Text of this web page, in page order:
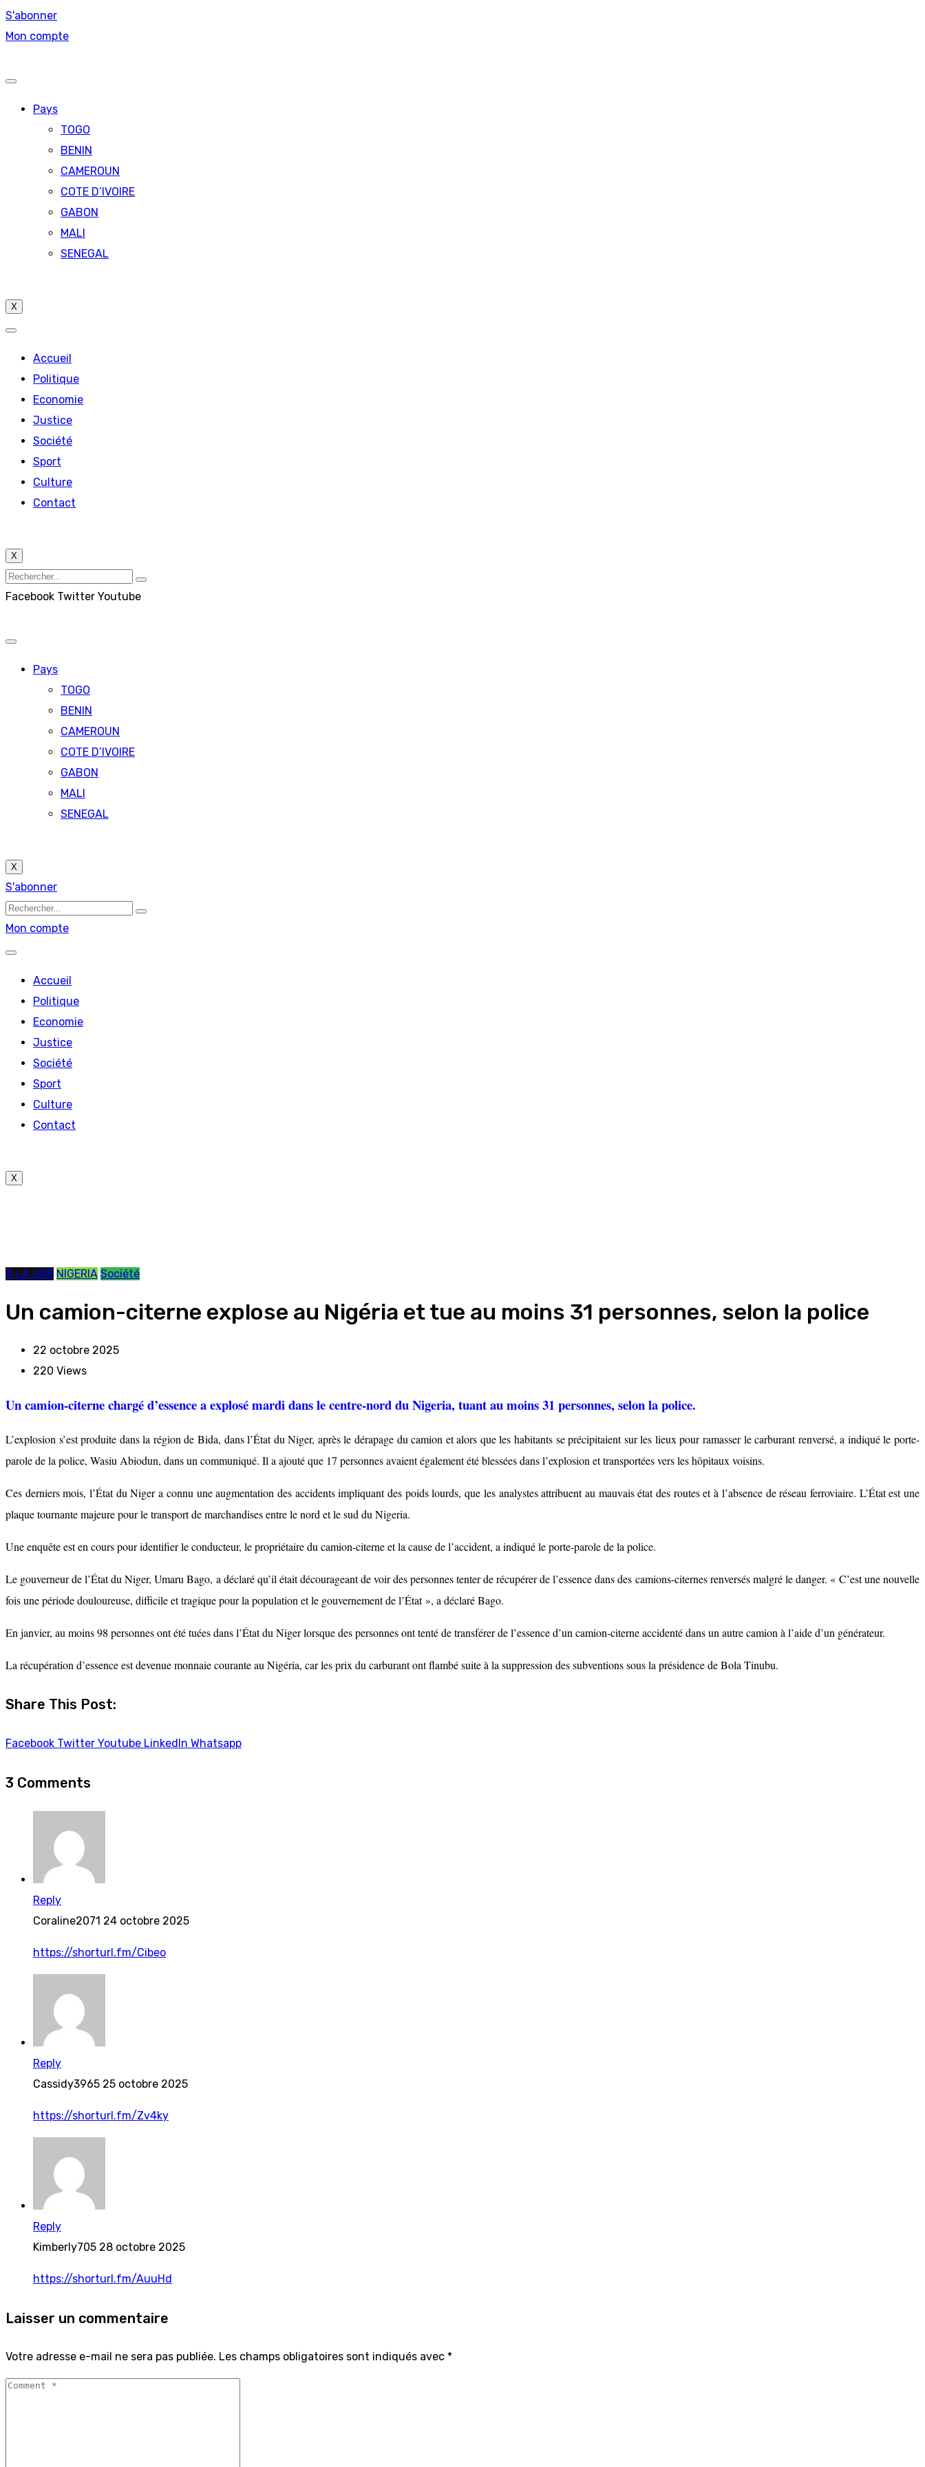
S'abonner
Mon compte
Pays
TOGO
BENIN
CAMEROUN
COTE D’IVOIRE
GABON
MALI
SENEGAL
X
Accueil
Politique
Economie
Justice
Société
Sport
Culture
Contact
X
Facebook Twitter Youtube
Pays
TOGO
BENIN
CAMEROUN
COTE D’IVOIRE
GABON
MALI
SENEGAL
X
S'abonner
Mon compte
Accueil
Politique
Economie
Justice
Société
Sport
Culture
Contact
X
A LA UNE NIGERIA Société
Un camion-citerne explose au Nigéria et tue au moins 31 personnes, selon la police
22 octobre 2025
220 Views
Un camion-citerne chargé d’essence a explosé mardi dans le centre-nord du Nigeria, tuant au moins 31 personnes, selon la police.
L’explosion s’est produite dans la région de Bida, dans l’État du Niger, après le dérapage du camion et alors que les habitants se précipitaient sur les lieux pour ramasser le carburant renversé, a indiqué le porte-
parole de la police, Wasiu Abiodun, dans un communiqué. Il a ajouté que 17 personnes avaient également été blessées dans l’explosion et transportées vers les hôpitaux voisins.
Ces derniers mois, l’État du Niger a connu une augmentation des accidents impliquant des poids lourds, que les analystes attribuent au mauvais état des routes et à l’absence de réseau ferroviaire. L’État est une
plaque tournante majeure pour le transport de marchandises entre le nord et le sud du Nigeria.
Une enquête est en cours pour identifier le conducteur, le propriétaire du camion-citerne et la cause de l’accident, a indiqué le porte-parole de la police.
Le gouverneur de l’État du Niger, Umaru Bago, a déclaré qu’il était décourageant de voir des personnes tenter de récupérer de l’essence dans des camions-citernes renversés malgré le danger. « C’est une nouvelle
fois une période douloureuse, difficile et tragique pour la population et le gouvernement de l’État », a déclaré Bago.
En janvier, au moins 98 personnes ont été tuées dans l’État du Niger lorsque des personnes ont tenté de transférer de l’essence d’un camion-citerne accidenté dans un autre camion à l’aide d’un générateur.
La récupération d’essence est devenue monnaie courante au Nigéria, car les prix du carburant ont flambé suite à la suppression des subventions sous la présidence de Bola Tinubu.
Share This Post:
Facebook Twitter Youtube LinkedIn Whatsapp
3 Comments
Reply
Coraline2071 24 octobre 2025
https://shorturl.fm/Cibeo
Reply
Cassidy3965 25 octobre 2025
https://shorturl.fm/Zv4ky
Reply
Kimberly705 28 octobre 2025
https://shorturl.fm/AuuHd
Laisser un commentaire
Votre adresse e-mail ne sera pas publiée. Les champs obligatoires sont indiqués avec *